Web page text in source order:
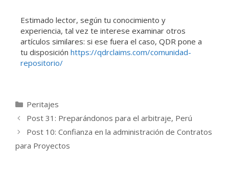
Estimado lector, según tu conocimiento y
experiencia, tal vez te interese examinar otros
artículos similares: si ese fuera el caso, QDR pone a
tu disposición https://qdrclaims.com/comunidad-
repositorio/
Peritajes
Post 31: Preparándonos para el arbitraje, Perú
Post 10: Confianza en la administración de Contratos
para Proyectos